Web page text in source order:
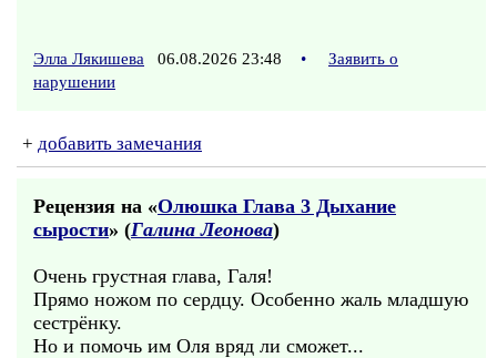
Элла Лякишева 06.08.2026 23:48 •
Заявить о
нарушении
+ добавить замечания
Рецензия на «Олюшка Глава 3 Дыхание
сырости» (Галина Леонова)
Очень грустная глава, Галя!
Прямо ножом по сердцу. Особенно жаль младшую
сестрёнку.
Но и помочь им Оля вряд ли сможет...